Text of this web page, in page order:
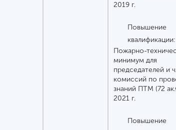
2019 г.
Повышение
квалификации:
Пожарно-
минимум для
председателей и
комиссий по
знаний ПТМ (72
2021 г.
Повышение